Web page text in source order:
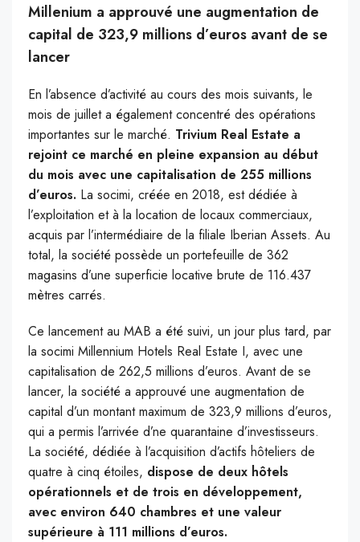
Millenium a approuvé une augmentation de
capital de 323,9 millions d’euros avant de se
lancer
En l’absence d’activité au cours des mois suivants, le
mois de juillet a également concentré des opérations
importantes sur le marché. Trivium Real Estate a
rejoint ce marché en pleine expansion au début
du mois avec une capitalisation de 255 millions
d’euros. La socimi, créée en 2018, est dédiée à
l’exploitation et à la location de locaux commerciaux,
acquis par l’intermédiaire de la filiale Iberian Assets. Au
total, la société possède un portefeuille de 362
magasins d’une superficie locative brute de 116.437
mètres carrés.
Ce lancement au MAB a été suivi, un jour plus tard, par
la socimi Millennium Hotels Real Estate I, avec une
capitalisation de 262,5 millions d’euros. Avant de se
lancer, la société a approuvé une augmentation de
capital d’un montant maximum de 323,9 millions d’euros,
qui a permis l’arrivée d’ne quarantaine d’investisseurs.
La société, dédiée à l’acquisition d’actifs hôteliers de
quatre à cinq étoiles, dispose de deux hôtels
opérationnels et de trois en développement,
avec environ 640 chambres et une valeur
supérieure à 111 millions d’euros.